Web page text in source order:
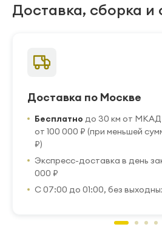
Доставка, сборка и
Доставка по Москве
Бесплатно до 30 км от МКАД
от 100 000 ₽ (при меньшей
₽)
Экспресс-доставка в день
000 ₽
С 07:00 до 01:00, без